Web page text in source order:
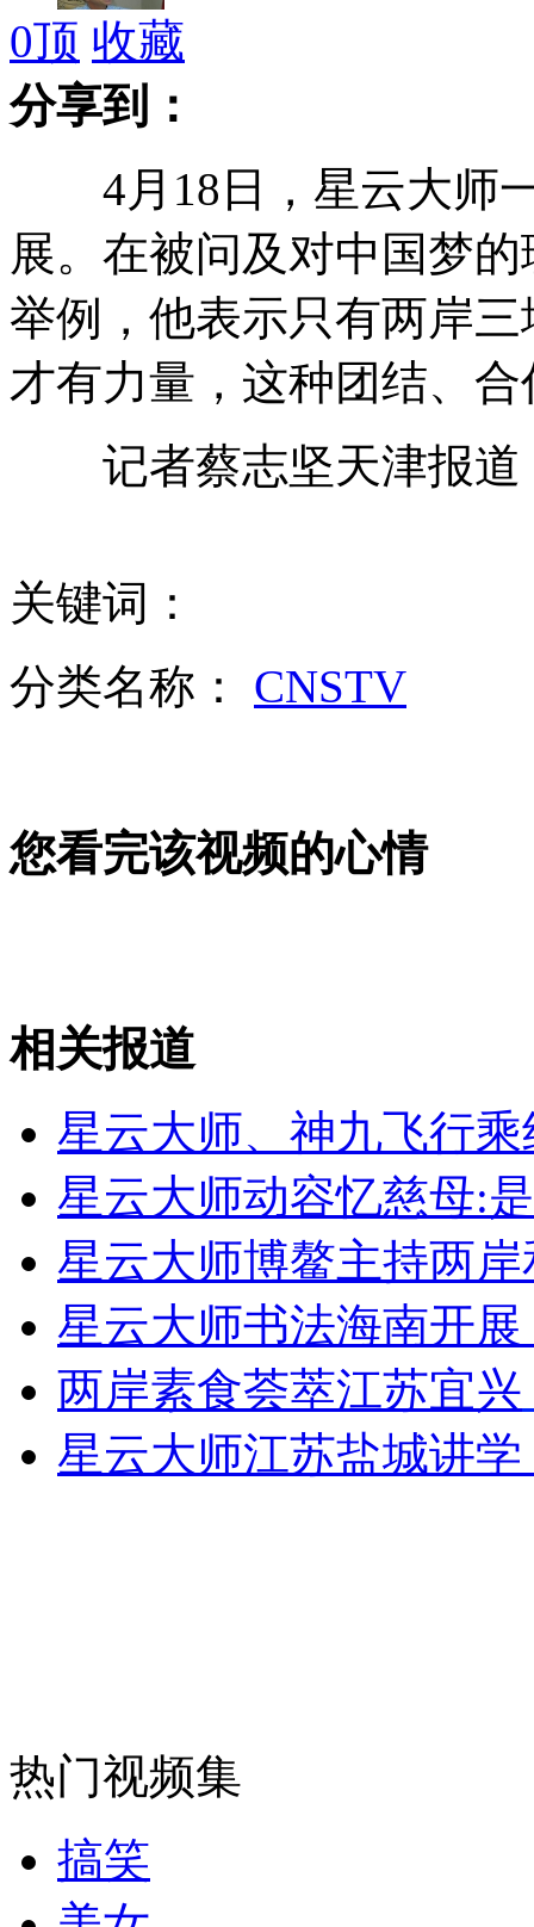
向奥巴马发“毒邮件”嫌疑人被捕
美官员称商店监控录像中发现嫌疑人行踪
2013年中央本级三公经费预算79.69亿 减少1.26亿
张家港高校伤害案后续：嫌犯悲观厌世伤人求解压
云南大理地震漾濞损失超2亿 救灾公路通畅
外交部：反对强权政治霸凌主义
外交部：有关国家言论片面不公正
安徽一实载49人客车翻车
走！跟着总书记去植树
消防员救轻生者 花炮节热闹非凡 减压"枕头大战"
0顶 收藏
分享到：
4月18日，星云大师一
展。在被问及对中国梦
举例，他表示只有两岸
才有力量，这种团结、
记者蔡志坚天津报道
关键词：
分类名称： CNSTV
您看完该视频的心情
相关报道
星云大师、神九飞行
星云大师动容忆慈母:
星云大师博鳌主持两
星云大师书法海南开
两岸素食荟萃江苏宜兴
星云大师江苏盐城讲
热门视频集
搞笑